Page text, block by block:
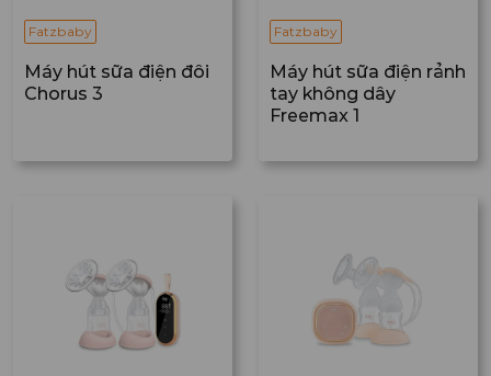
Fatzbaby
Máy hút sữa điện đôi
Chorus 3
Fatzbaby
Máy hút sữa điện rảnh
tay không dây
Freemax 1